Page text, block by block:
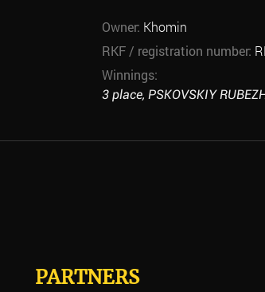
Owner: Khomin
RKF / registration number:
Winnings:
3 place, PSKOVSKIY
PARTNERS